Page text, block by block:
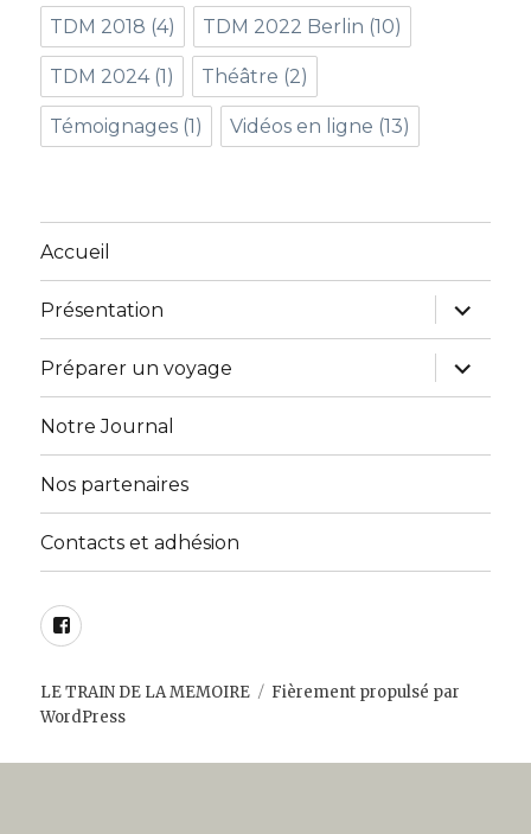
TDM 2018 (4) TDM 2022 Berlin (10)
TDM 2024(1) Théâtre (2)
Témoignages (1) Vidéos en ligne (13)
Accueil
Présentation
ouvrir
le
sous-
menu
Préparer un voyage
ouvrir
le
sous-
Notre Journal
Nos partenaires
Contacts et adhésion
Facebook
LE TRAIN DE LA MEMOIRE
Fièrement propulsé par
WordPress